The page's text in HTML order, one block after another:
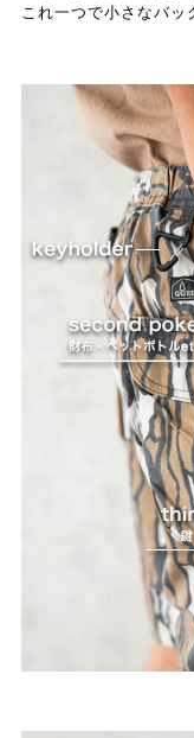
これ一つで小さなバッ